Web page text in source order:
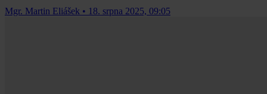
Mgr. Martin Eliášek • 18. srpna 2025, 09:05